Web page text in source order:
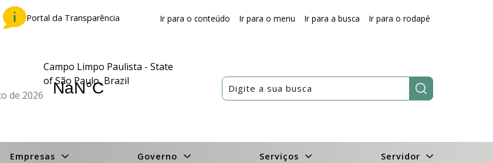
Portal da Transparência Ir para o conteúdo Ir para o menu Ir para a busca Ir para o rodapé
de 2026
Campo Limpo Paulista - State
of São Paulo, Brazil
Pesquisar:
Empresas Governo Serviços Servidor